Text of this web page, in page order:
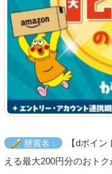
懸賞名：
【dポイ
える最大200円分のおト